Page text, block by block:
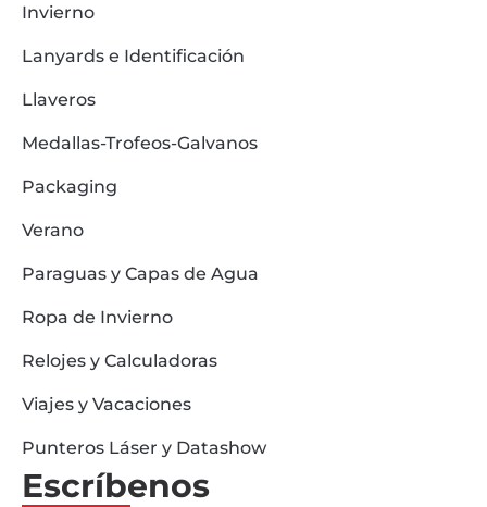
Invierno
Lanyards e Identificación
Llaveros
Medallas-Trofeos-Galvanos
Packaging
Verano
Paraguas y Capas de Agua
Ropa de Invierno
Relojes y Calculadoras
Viajes y Vacaciones
Punteros Láser y Datashow
Escríbenos